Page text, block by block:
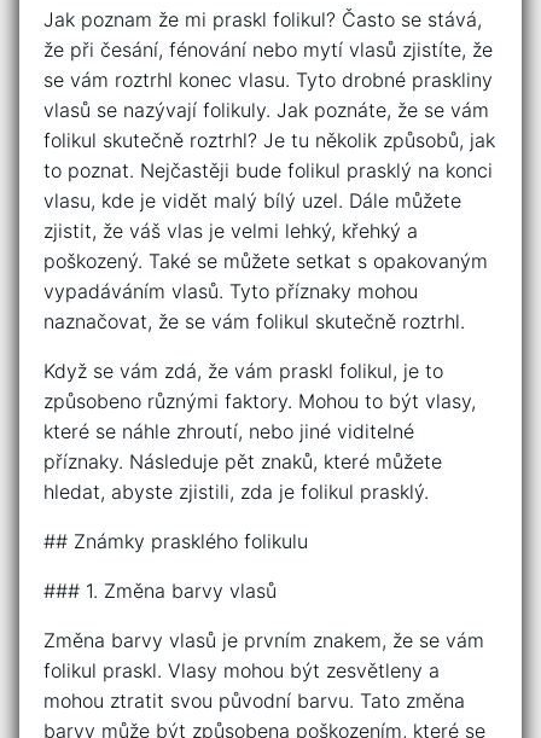
Jak poznam že mi praskl folikul? Často se stává,
že při česání, fénování nebo mytí vlasů zjistíte, že
se vám roztrhl konec vlasu. Tyto drobné praskliny
vlasů se nazývají folikuly. Jak poznáte, že se vám
folikul skutečně roztrhl? Je tu několik způsobů, jak
to poznat. Nejčastěji bude folikul prasklý na konci
vlasu, kde je vidět malý bílý uzel. Dále můžete
zjistit, že váš vlas je velmi lehký, křehký a
poškozený. Také se můžete setkat s opakovaným
vypadáváním vlasů. Tyto příznaky mohou
naznačovat, že se vám folikul skutečně roztrhl.
Když se vám zdá, že vám praskl folikul, je to
způsobeno různými faktory. Mohou to být vlasy,
které se náhle zhroutí, nebo jiné viditelné
příznaky. Následuje pět znaků, které můžete
hledat, abyste zjistili, zda je folikul prasklý.
## Známky prasklého folikulu
### 1. Změna barvy vlasů
Změna barvy vlasů je prvním znakem, že se vám
folikul praskl. Vlasy mohou být zesvětleny a
mohou ztratit svou původní barvu. Tato změna
barvy může být způsobena poškozením, které se